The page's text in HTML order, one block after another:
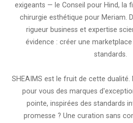
exigeants — le Conseil pour Hind, la
chirurgie esthétique pour Meriam.
rigueur business et expertise
évidence : créer une
standards.
SHEAIMS est le fruit de cette
pour vous des marques
pointe, inspirées des standards
promesse ? Une curation sans